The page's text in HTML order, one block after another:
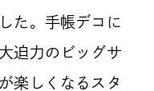
た。手帳デコに
迫力のビッグサ
楽しくなるスタ